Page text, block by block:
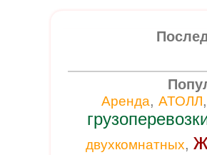
Аренда, АТОЛЛ
двухкомнатных,